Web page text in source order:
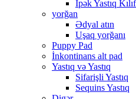
İpək Yastıq
yorğan
Ədyal atın
Uşaq yorğanı
Puppy Pad
İnkontinans alt pad
Yastıq və Yastıq
Sifarişli Yastıq
Sequins Yastıq